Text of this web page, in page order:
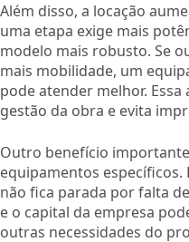
Além disso, a locação
uma etapa exige mais
modelo mais robusto. Se
mais mobilidade, um
pode atender melhor.
gestão da obra e evita
Outro benefício
equipamentos específicos.
não fica parada por falta
e o capital da empresa
outras necessidades do